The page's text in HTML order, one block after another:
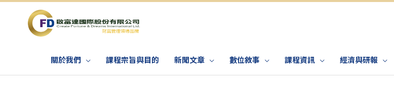
關於我們 課程宗旨與目的 新聞文章 數位敘事 課程資訊 經濟與研報